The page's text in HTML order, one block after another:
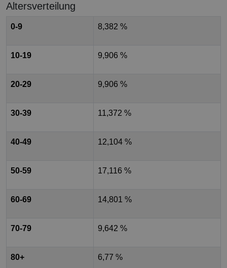
Altersverteilung
0-9 8,382 %
10-19 9,906 %
20-29 9,906 %
30-39 11,372 %
40-49 12,104 %
50-59 17,116 %
60-69 14,801 %
70-79 9,642 %
80+ 6,77 %